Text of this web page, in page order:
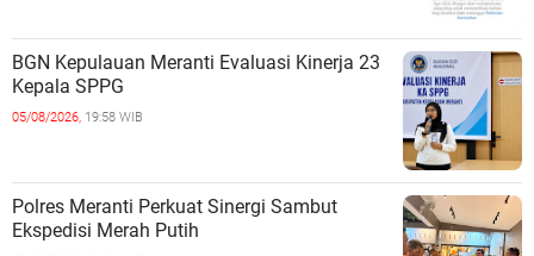
BGN Kepulauan Meranti Evaluasi Kinerja 23
Kepala SPPG
05/08/2026, 19:58 WIB
Polres Meranti Perkuat Sinergi Sambut
Ekspedisi Merah Putih